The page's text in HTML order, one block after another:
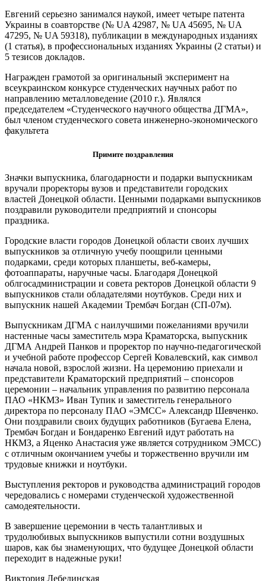
Евгений серьезно занимался наукой, имеет четыре патента
Украины в соавторстве (№ UA 42987, № UA 45695, № UA
47295, № UA 59318), публикации в международных изданиях
(1 статья), в профессиональных изданиях Украины (2 статьи) и
5 тезисов докладов.
Награжден грамотой за оригинальный эксперимент на
всеукраинском конкурсе студенческих научных работ по
направлению металловедение (2010 г.). Являлся
председателем «Студенческого научного общества ДГМА»,
был членом студенческого совета инженерно-экономического
факультета
Примите поздравления
Значки выпускника, благодарности и подарки выпускникам
вручали проректоры вузов и представители городских
властей Донецкой области. Ценными подарками выпускников
поздравили руководители предприятий и спонсоры
праздника.
Городские власти городов Донецкой области своих лучших
выпускников за отличную учебу поощрили ценными
подарками, среди которых планшеты, веб-камеры,
фотоаппараты, наручные часы. Благодаря Донецкой
облгосадминистрации и совета ректоров Донецкой области 9
выпускников стали обладателями ноутбуков. Среди них и
выпускник нашей Академии Трембач Богдан (СП-07м).
Выпускникам ДГМА с наилучшими пожеланиями вручили
настенные часы заместитель мэра Краматорска, выпускник
ДГМА Андрей Панков и проректор по научно-педагогической
и учебной работе профессор Сергей Ковалевский, как символ
начала новой, взрослой жизни. На церемонию приехали и
представители Краматорский предприятий – спонсоров
церемонии – начальник управления по развитию персонала
ПАО «НКМЗ» Иван Тупик и заместитель генерального
директора по персоналу ПАО «ЭМСС» Александр Шевченко.
Они поздравили своих будущих работников (Бугаева Елена,
Трембач Богдан и Бондаренко Евгений идут работать на
НКМЗ, а Яценко Анастасия уже является сотрудником ЭМСС)
с отличным окончанием учебы и торжественно вручили им
трудовые книжки и ноутбуки.
Выступления ректоров и руководства администраций городов
чередовались с номерами студенческой художественной
самодеятельности.
В завершение церемонии в честь талантливых и
трудолюбивых выпускников выпустили сотни воздушных
шаров, как бы знаменующих, что будущее Донецкой области
переходит в надежные руки!
Виктория Лебединская